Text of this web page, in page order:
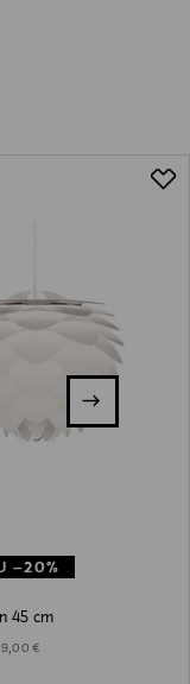
–20%
45 cm
PricePrice
€